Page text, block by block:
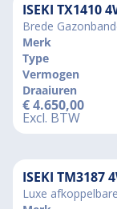
ISEKI TX1410
Brede
Merk
Type
Vermogen
Draaiuren
€4.650,00
Excl. BTW
ISEKI TM3187
Luxe